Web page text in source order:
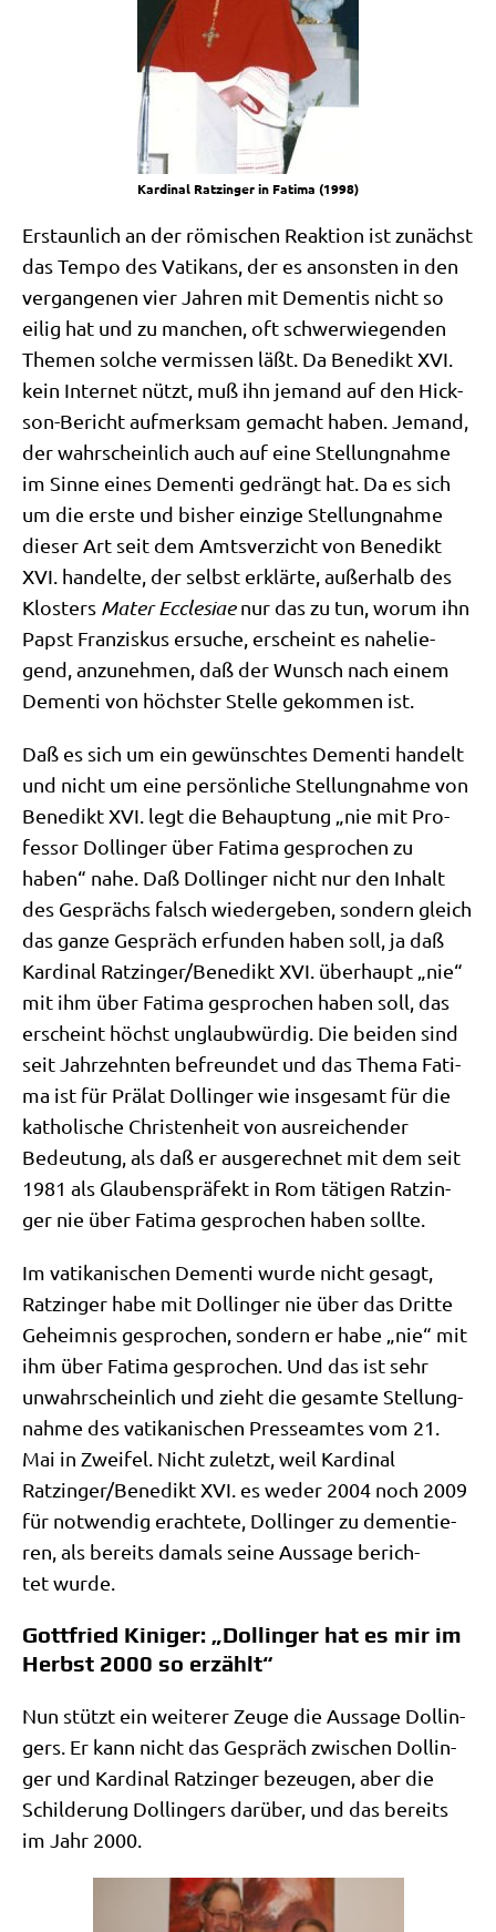
Kar­di­nal Ratz­in­ger in Fati­ma (1998)
Erstaun­lich an der römi­schen Reak­ti­on ist zunächst
das Tem­po des Vati­kans, der es anson­sten in den
ver­gan­ge­nen vier Jah­ren mit Demen­tis nicht so
eilig hat und zu man­chen, oft schwer­wie­gen­den
The­men sol­che ver­mis­sen läßt. Da Bene­dikt XVI.
kein Inter­net nützt, muß ihn jemand auf den Hick­
son-Bericht auf­merk­sam gemacht haben. Jemand,
der wahr­schein­lich auch auf eine Stel­lung­nah­me
im Sin­ne eines Demen­ti gedrängt hat. Da es sich
um die erste und bis­her ein­zi­ge Stel­lung­nah­me
die­ser Art seit dem Amts­ver­zicht von Bene­dikt
XVI. han­del­te, der selbst erklär­te, außer­halb des
Klo­sters Mater Eccle­siaenur das zu tun, wor­um ihn
Papst Fran­zis­kus ersu­che, erscheint es nahe­lie­
gend, anzu­neh­men, daß der Wunsch nach einem
Demen­ti von höch­ster Stel­le gekom­men ist.
Daß es sich um ein gewünsch­tes Demen­ti han­delt
und nicht um eine per­sön­li­che Stel­lung­nah­me von
Bene­dikt XVI. legt die Behaup­tung „nie mit Pro­
fes­sor Dol­lin­ger über Fati­ma gespro­chen zu
haben“ nahe. Daß Dol­lin­ger nicht nur den Inhalt
des Gesprächs falsch wie­der­ge­ben, son­dern gleich
das gan­ze Gespräch erfun­den haben soll, ja daß
Kar­di­nal Ratzinger/​Benedikt XVI. über­haupt „nie“
mit ihm über Fati­ma gespro­chen haben soll, das
erscheint höchst unglaub­wür­dig. Die bei­den sind
seit Jahr­zehn­ten befreun­det und das The­ma Fati­
ma ist für Prä­lat Dol­lin­ger wie ins­ge­samt für die
katho­li­sche Chri­sten­heit von aus­rei­chen­der
Bedeu­tung, als daß er aus­ge­rech­net mit dem seit
1981 als Glau­bens­prä­fekt in Rom täti­gen Ratz­in­
ger nie über Fati­ma gespro­chen haben sollte.
Im vati­ka­ni­schen Demen­ti wur­de nicht gesagt,
Ratz­in­ger habe mit Dol­lin­ger nie über das Drit­te
Geheim­nis gespro­chen, son­dern er habe „nie“ mit
ihm über Fati­ma gespro­chen. Und das ist sehr
unwahr­schein­lich und zieht die gesam­te Stel­lung­
nah­me des vati­ka­ni­schen Pres­se­am­tes vom 21.
Mai in Zwei­fel. Nicht zuletzt, weil Kar­di­nal
Ratzinger/​Benedikt XVI. es weder 2004 noch 2009
für not­wen­dig erach­te­te, Dol­lin­ger zu demen­tie­
ren, als bereits damals sei­ne Aus­sa­ge berich­
tet wurde.
Gottfried Kiniger: „Dollinger hat es mir im
Herbst 2000 so erzählt“
Nun stützt ein wei­te­rer Zeu­ge die Aus­sa­ge Dol­lin­
gers. Er kann nicht das Gespräch zwi­schen Dol­lin­
ger und Kar­di­nal Ratz­in­ger bezeu­gen, aber die
Schil­de­rung Dol­lin­gers dar­über, und das bereits
im Jahr 2000.